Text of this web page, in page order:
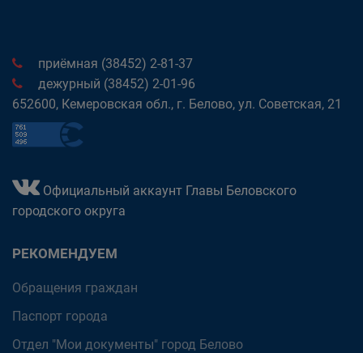
приёмная (38452) 2-81-37
дежурный (38452) 2-01-96
652600, Кемеровская обл., г. Белово, ул. Советская, 21
Официальный аккаунт Главы Беловского
городского округа
РЕКОМЕНДУЕМ
Обращения граждан
Паспорт города
Отдел "Мои документы" город Белово